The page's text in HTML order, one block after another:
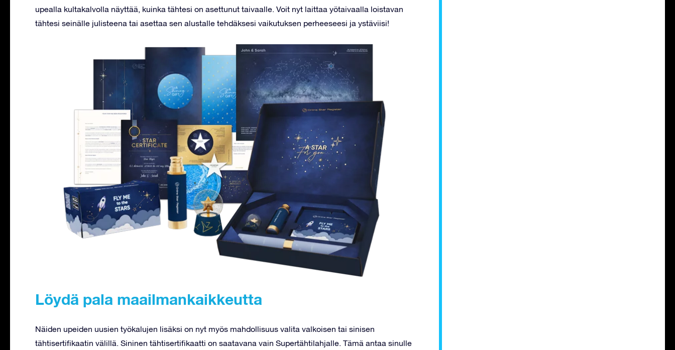
upealla kultakalvolla näyttää, kuinka tähtesi on asettunut taivaalle. Voit nyt laittaa yötaivaalla loistavan
tähtesi seinälle julisteena tai asettaa sen alustalle tehdäksesi vaikutuksen perheeseesi ja ystäviisi!
Löydä pala maailmankaikkeutta
Näiden upeiden uusien työkalujen lisäksi on nyt myös mahdollisuus valita valkoisen tai sinisen
tähtisertifikaatin välillä. Sininen tähtisertifikaatti on saatavana vain Supertähtilahjalle. Tämä antaa sinulle